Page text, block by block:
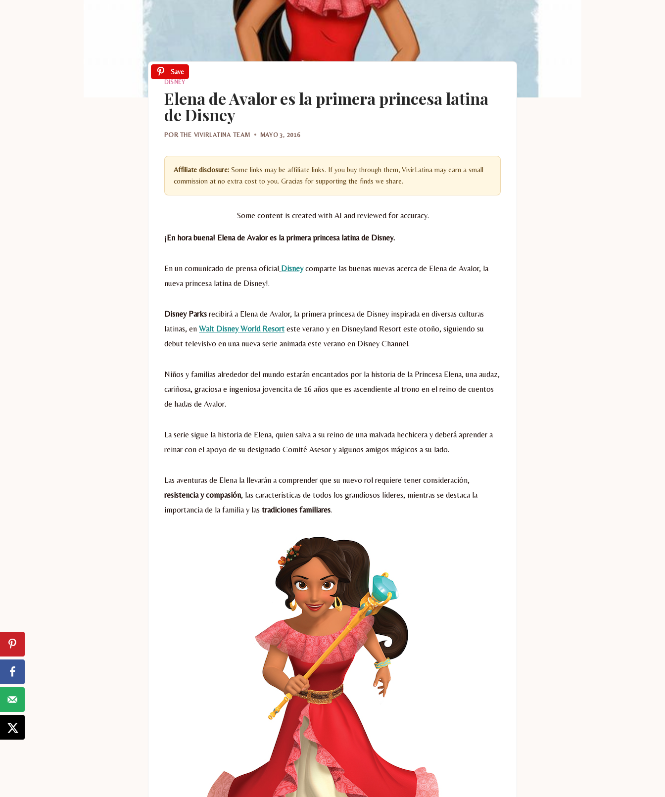
DISNEY
Elena de Avalor es la primera princesa latina
de Disney
POR THE VIVIRLATINA TEAM MAYO 3, 2016
Affiliate disclosure: Some links may be affiliate links. If you buy through them, VivirLatina may earn a small
commission at no extra cost to you. Gracias for supporting the finds we share.
Some content is created with AI and reviewed for accuracy.
¡En hora buena! Elena de Avalor es la primera princesa latina de Disney.
En un comunicado de prensa oficial Disneycomparte las buenas nuevas acerca de Elena de Avalor, la
nueva princesa latina de Disney!.
Disney Parks recibirá a Elena de Avalor, la primera princesa de Disney inspirada en diversas culturas
latinas, en Walt Disney World Resort este verano y en Disneyland Resort este otoño, siguiendo su
debut televisivo en una nueva serie animada este verano en Disney Channel.
Niños y familias alrededor del mundo estarán encantados por la historia de la Princesa Elena, una audaz,
cariñosa, graciosa e ingeniosa jovencita de 16 años que es ascendiente al trono en el reino de cuentos
de hadas de Avalor.
La serie sigue la historia de Elena, quien salva a su reino de una malvada hechicera y deberá aprender a
reinar con el apoyo de su designado Comité Asesor y algunos amigos mágicos a su lado.
Las aventuras de Elena la llevarán a comprender que su nuevo rol requiere tener consideración,
resistencia y compasión, las características de todos los grandiosos líderes, mientras se destaca la
importancia de la familia y las tradiciones familiares.
Save